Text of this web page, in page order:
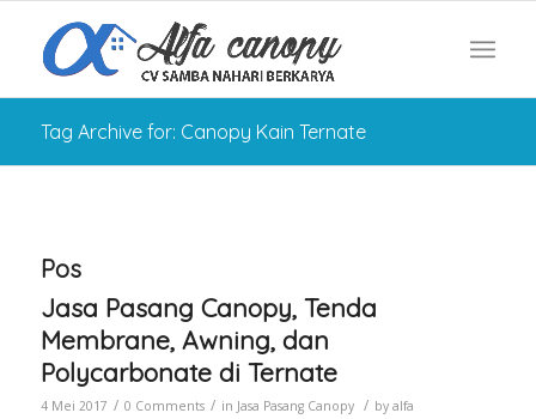
Tag Archive for: Canopy Kain Ternate
Pos
Jasa Pasang Canopy, Tenda
Membrane, Awning, dan
Polycarbonate di Ternate
4 Mei 2017 / 0 Comments / in Jasa Pasang Canopy / by alfa